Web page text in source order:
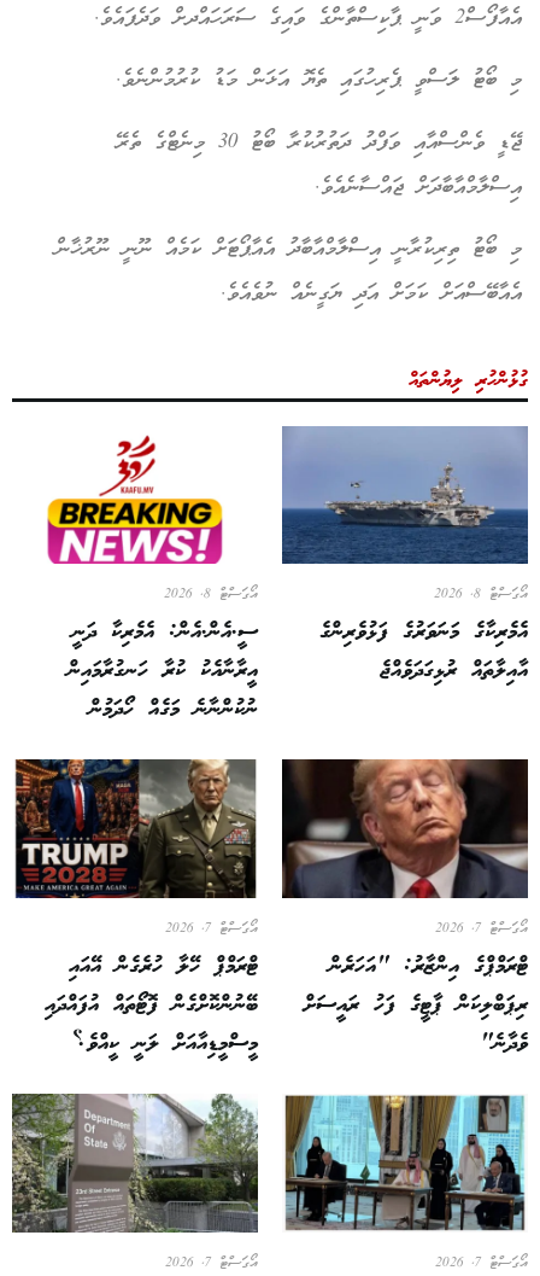
އެއާފޯސް2 ވަނީ ޕާކިސްތާންގެ ވައިގެ ސަރަހައްދށް ވަދެފައެވެ.
މި ބޯޓު ލަސްވީ ޕެރިހުގައި ތެޔޮ އަޅަން މަޑު ކުރުމުންނެވެ.
ޖޭޑީ ވެންސްއާއި ވަފްދު ދަތުރުކުރާ ބޯޓު 30 މިނެޓްގެ ތެރޭ
އިސްލާމްއާބާދަށް ޖައްސާނެއެވެ.
މި ބޯޓު ތިރިކުރާނީ އިސްލާމްއާބާދު އެއާޕޯޓަށް ކަމެއް ނޫނީ ނޫރުޚާން
އެއާބޭސްއަށް ކަމަށް އަދި ޔަގީނެއް ނުވެއެވެ.
ގުޅުންހުރި ލިޔުންތައް
އޯގަސްޓް 8, 2026
އެމެރިކާގެ މަނަވަރުގެ ފަޅުވެރިންގެ
އާއިލާތައް ރުޅިގަދަވެއްޖެ
އޯގަސްޓް 8, 2026
ސީ.އެން.އެން: އެމެރިކާ ދަނީ
އީރާނާއެކު ކުރާ ހަނގުރާމައިން
ނުކުންނާނެ މަގެއް ހޯދަމުން
އޯގަސްޓް 7, 2026
ޓްރަމްޕްގެ އިންޒާރު: "އަހަރެން
ރިޕަބްލިކަން ޕާޓީގެ ފަހު ރައީސަށް
ވެދާނެ"
އޯގަސްޓް 7, 2026
ޓްރަމްޕް ހޭލާ ހުރެގެން އޭއައި
ބޭނުންކޮށްގެން ފޮޓޯތައް އުފައްދައި
މީސްމީޑިއާއަށް ލަނީ ކީއްވެ؟
އޯގަސްޓް 7, 2026 އޯގަސްޓް 7, 2026